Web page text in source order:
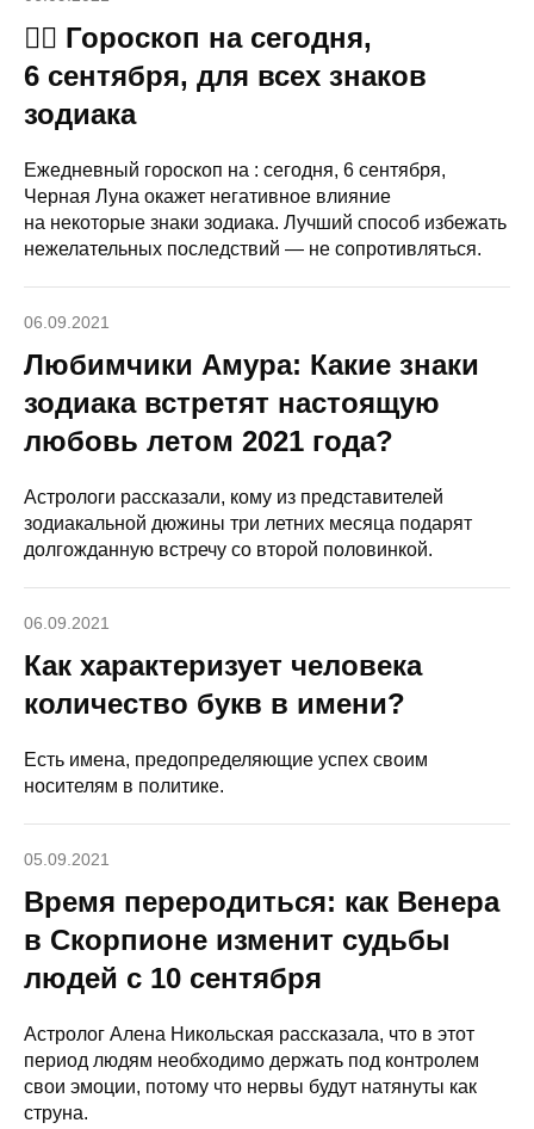
🧙‍♀ Гороскоп на сегодня,
6 сентября, для всех знаков
зодиака
Ежедневный гороскоп на : сегодня, 6 сентября,
Черная Луна окажет негативное влияние
на некоторые знаки зодиака. Лучший способ избежать
нежелательных последствий — не сопротивляться.
06.09.2021
Любимчики Амура: Какие знаки
зодиака встретят настоящую
любовь летом 2021 года?
Астрологи рассказали, кому из представителей
зодиакальной дюжины три летних месяца подарят
долгожданную встречу со второй половинкой.
06.09.2021
Как характеризует человека
количество букв в имени?
Есть имена, предопределяющие успех своим
носителям в политике.
05.09.2021
Время переродиться: как Венера
в Скорпионе изменит судьбы
людей с 10 сентября
Астролог Алена Никольская рассказала, что в этот
период людям необходимо держать под контролем
свои эмоции, потому что нервы будут натянуты как
струна.